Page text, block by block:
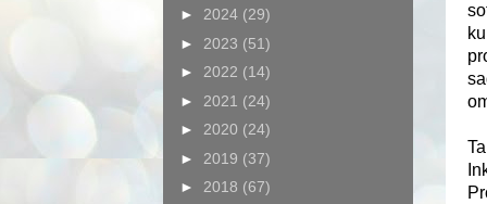
► 2024 (29)
► 2023 (51)
► 2022 (14)
► 2021 (24)
► 2020 (24)
► 2019 (37)
► 2018 (67)